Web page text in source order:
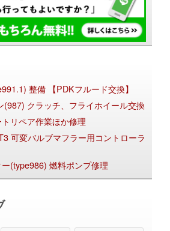
整備 【PDKフルード交換】
(987) クラッチ、フライホイール交換
リペア作業ほか修理
可変バルブマフラー用コントローラ
(type986) 燃料ポンプ修理